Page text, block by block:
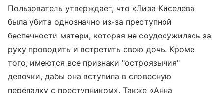
Пользователь утверждает, что «Лиза Киселева
была убита однозначно из-за преступной
беспечности матери, которая не соудосужилась за
руку проводить и встретить свою дочь. Кроме
того, имеются все признаки "остроязычия"
девочки, дабы она вступила в словесную
перепалку с преступником». Также «Анна